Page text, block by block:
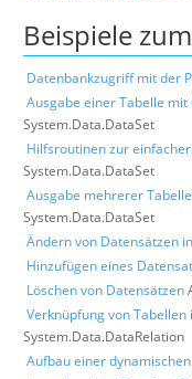
Beispiele
Datenbankzugriff mit der
Ausgabe einer Tabelle
System.Data.DataSet
Hilfsroutinen zur
System.Data.DataSet
Ausgabe mehrerer
System.Data.DataSet
Ändern von Datensätzen
Hinzufügen eines
Löschen von Datensätzen
Verknüpfung von
System.Data.DataRelation
Aufbau einer